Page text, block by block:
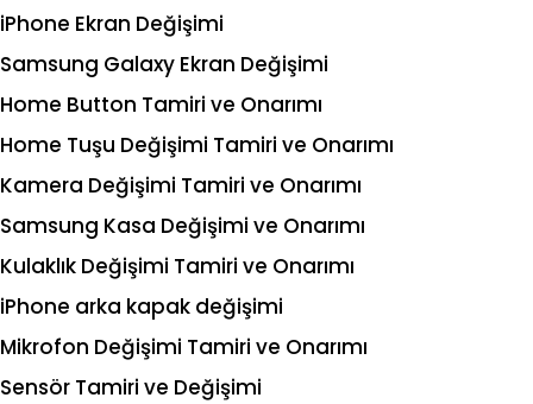
iPhone Ekran Değişimi
Samsung Galaxy Ekran Değişimi
Home Button Tamiri ve Onarımı
Home Tuşu Değişimi Tamiri ve Onarımı
Kamera Değişimi Tamiri ve Onarımı
Samsung Kasa Değişimi ve Onarımı
Kulaklık Değişimi Tamiri ve Onarımı
iPhone arka kapak değişimi
Mikrofon Değişimi Tamiri ve Onarımı
Sensör Tamiri ve Değişimi